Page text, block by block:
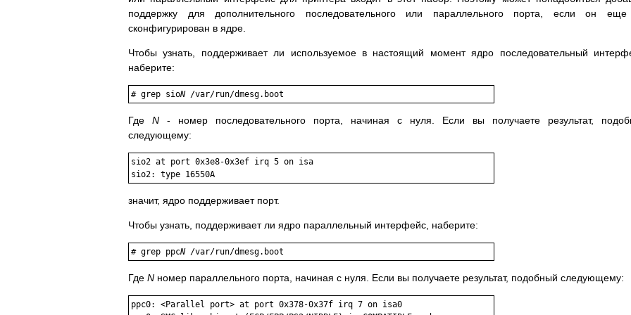
поддержку для дополнительного последовательного или параллельного порта, если он
сконфигурирован в ядре.
Чтобы узнать, поддерживает ли используемое в настоящий момент ядро последовательный
наберите:
# grep sioN /var/run/dmesg.boot
Где N - номер последовательного порта, начиная с нуля. Если вы получаете результат,
следующему:
sio2 at port 0x3e8-0x3ef irq 5 on isa
значит, ядро поддерживает порт.
Чтобы узнать, поддерживает ли ядро параллельный интерфейс, наберите:
# grep ppcN /var/run/dmesg.boot
Где N номер параллельного порта, начиная с нуля. Если вы получаете результат, подобный следующему:
ppc0: <Parallel port> at port 0x378-0x37f irq 7 on isa0